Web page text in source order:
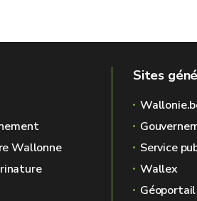
Wallonne
Sites
Service
Wallex
Géoportail